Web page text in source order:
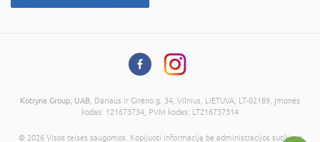
Kotryna Group, UAB , Dariaus ir Girėno g. 34, Vilnius, LIETUVA, LT-02189, Įmonės
kodas: 121673734, PVM kodas: LT216737314
© 2026 Visos teisės saugomos. Kopijuoti informaciją be administracijos sutikimo